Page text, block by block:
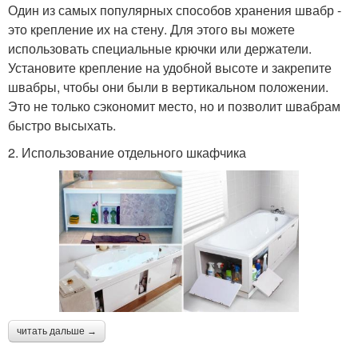
Один из самых популярных способов хранения швабр -
это крепление их на стену. Для этого вы можете
использовать специальные крючки или держатели.
Установите крепление на удобной высоте и закрепите
швабры, чтобы они были в вертикальном положении.
Это не только сэкономит место, но и позволит швабрам
быстро высыхать.
2. Использование отдельного шкафчика
читать дальше →